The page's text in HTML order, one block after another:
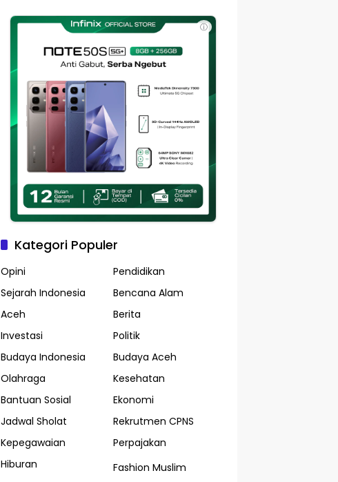
Jadi Pemimpin Kota
ⓘ
Kategori Populer
Opini
Pendidikan
Sejarah Indonesia
Bencana Alam
Aceh
Berita
Investasi
Politik
Budaya Indonesia
Budaya Aceh
Olahraga
Kesehatan
Bantuan Sosial
Ekonomi
Jadwal Sholat
Rekrutmen CPNS
Kepegawaian
Perpajakan
Hiburan
Fashion Muslim